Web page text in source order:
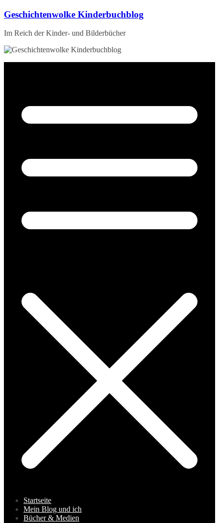
Zum
springen
Geschichtenwolke Kinderbuchblog
Im Reich der Kinder- und Bilderbücher
Startseite
Mein Blog und ich
Bücher & Medien